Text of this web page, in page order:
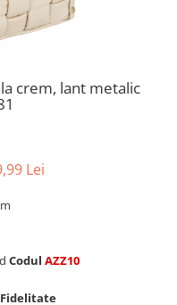
crem, lant metalic
Lei
Codul AZZ10